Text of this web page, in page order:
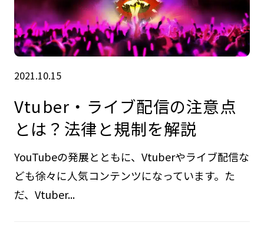
2021.10.15
Vtuber・ライブ配信の注意点
とは？法律と規制を解説
YouTubeの発展とともに、Vtuberやライブ配信な
ども徐々に人気コンテンツになっています。た
だ、Vtuber...